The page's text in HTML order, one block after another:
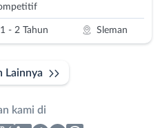
1 - 2 Tahun Sleman
Lainnya
kami di